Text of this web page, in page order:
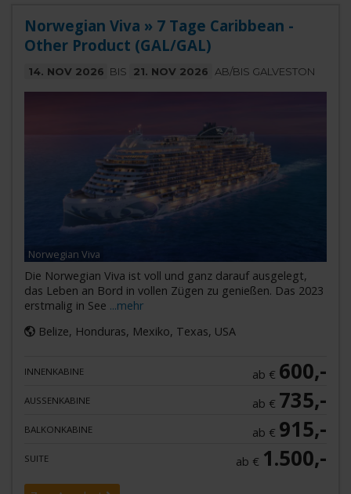
Norwegian Viva » 7 Tage Caribbean -
Other Product (GAL/GAL)
14. NOV 2026 BIS 21. NOV 2026 AB/BIS GALVESTON
Norwegian Viva
Die Norwegian Viva ist voll und ganz darauf ausgelegt,
das Leben an Bord in vollen Zügen zu genießen. Das 2023
erstmalig in See ...mehr
Belize, Honduras, Mexiko, Texas, USA
INNENKABINE ab € 600,-
AUSSENKABINE ab € 735,-
BALKONKABINE ab € 915,-
SUITE ab € 1.500,-